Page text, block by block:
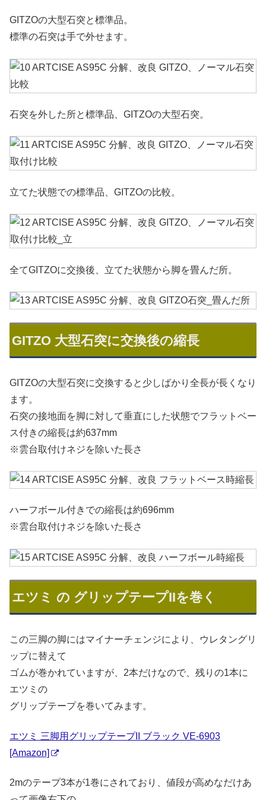
GITZOの大型石突と標準品。
標準の石突は手で外せます。
石突を外した所と標準品、GITZOの大型石突。
立てた状態での標準品、GITZOの比較。
全てGITZOに交換後、立てた状態から脚を畳んだ所。
GITZO 大型石突に交換後の縮長
GITZOの大型石突に交換すると少しばかり全長が長くなり
ます。
石突の接地面を脚に対して垂直にした状態でフラットベー
ス付きの縮長は約637mm
※雲台取付けネジを除いた長さ
ハーフボール付きでの縮長は約696mm
※雲台取付けネジを除いた長さ
エツミ の グリップテープIIを巻く
この三脚の脚にはマイナーチェンジにより、ウレタングリ
ップに替えて
ゴムが巻かれていますが、2本だけなので、残りの1本に
エツミの
グリップテープを巻いてみます。
エツミ 三脚用グリップテープII ブラック VE-6903
[Amazon]
2mのテープ3本が1巻にされており、値段が高めなだけあ